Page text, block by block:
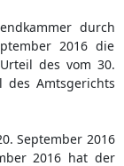
durch
2016 die
des vom 30.
Amtsgerichts
September 2016
2016 hat der